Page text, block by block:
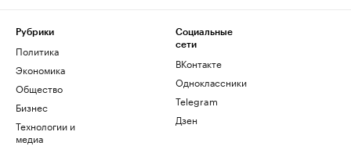
Рубрики
Политика
Экономика
Общество
Бизнес
Технологии и
медиа
Социальные
сети
ВКонтакте
Одноклассники
Telegram
Дзен